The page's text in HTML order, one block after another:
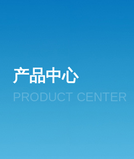
产品中心
PRODUCT CENTER